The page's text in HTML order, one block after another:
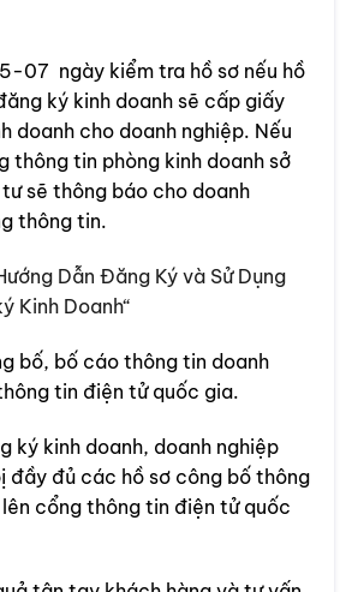
07 ngày kiểm tra hồ sơ nếu hồ
ký kinh doanh sẽ cấp giấy
doanh cho doanh nghiệp. Nếu
thông tin phòng kinh doanh sở
sẽ thông báo cho doanh
thông tin.
Dẫn Đăng Ký và Sử Dụng
Kinh Doanh“
bố, bố cáo thông tin doanh
tin điện tử quốc gia.
ký kinh doanh, doanh nghiệp
đầy đủ các hồ sơ công bố thông
cổng thông tin điện tử quốc